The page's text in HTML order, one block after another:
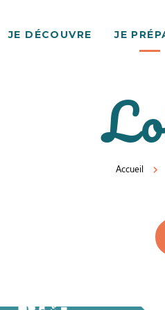
JE DÉCOUVRE JE
Accueil